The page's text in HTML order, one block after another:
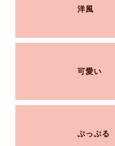
洋風
可愛い
ぷっぷる